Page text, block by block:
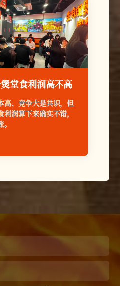
堂食利润高不高
高、竞争大是共识，但
润算下来确实不错，